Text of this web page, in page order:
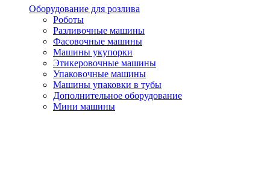
Оборудование для розлива
Роботы
Разливочные машины
Фасовочные машины
Машины укупорки
Этикеровочные машины
Упаковочные машины
Машины упаковки в тубы
Дополнительное оборудование
Мини машины